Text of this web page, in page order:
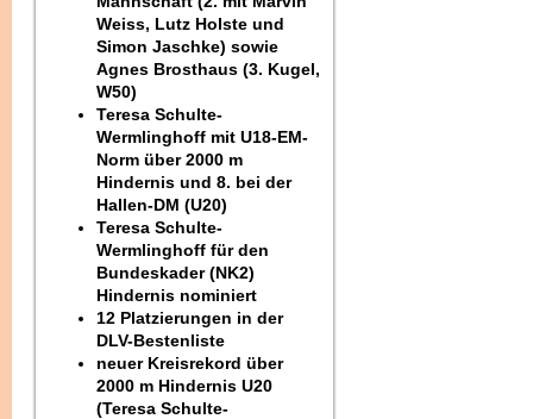
Weiss, Lutz Holste und
Simon Jaschke) sowie
Agnes Brosthaus (3. Kugel,
W50)
Teresa Schulte-
Wermlinghoff mit U18-EM-
Norm über 2000 m
Hindernis und 8. bei der
Hallen-DM (U20)
Teresa Schulte-
Wermlinghoff für den
Bundeskader (NK2)
Hindernis nominiert
12 Platzierungen in der
DLV-Bestenliste
neuer Kreisrekord über
2000 m Hindernis U20
(Teresa Schulte-